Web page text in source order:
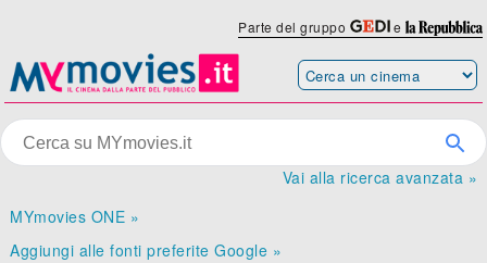
Parte del gruppo e
Vai alla ricerca avanzata »
MYmovies ONE »
Aggiungi alle fonti preferite Google »